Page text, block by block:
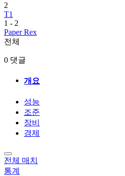
2
T1
1 - 2
Paper Rex
전체
0 댓글
개요
성능
조준
장비
경제
전체 매치
통계